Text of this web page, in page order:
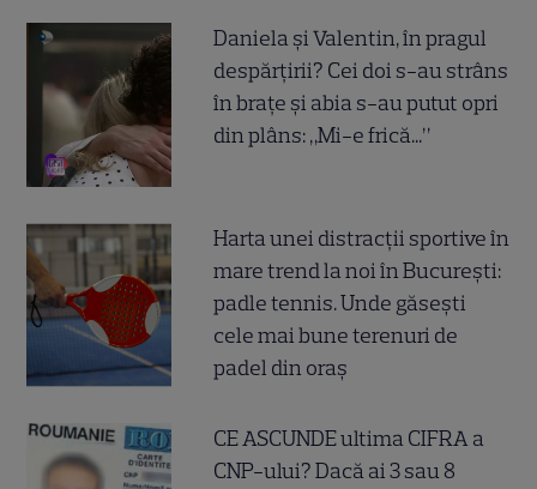
Daniela și Valentin, în pragul
despărțirii? Cei doi s-au strâns
în brațe și abia s-au putut opri
din plâns: „Mi-e frică...”
Harta unei distracții sportive în
mare trend la noi în București:
padle tennis. Unde găsești
cele mai bune terenuri de
padel din oraș
CE ASCUNDE ultima CIFRA a
CNP-ului? Dacă ai 3 sau 8